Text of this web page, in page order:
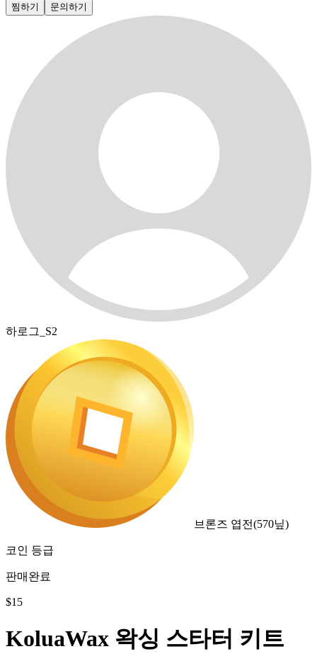
찜하기 문의하기
하로그_S2
브론즈 엽전(570닢)
코인 등급
판매완료
$15
KoluaWax 왁싱 스타터 키트